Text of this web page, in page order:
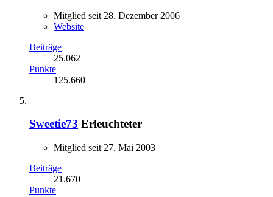
Mitglied seit 28. Dezember 2006
Website
Beiträge
25.062
Punkte
125.660
Sweetie73 Erleuchteter
Mitglied seit 27. Mai 2003
Beiträge
21.670
Punkte